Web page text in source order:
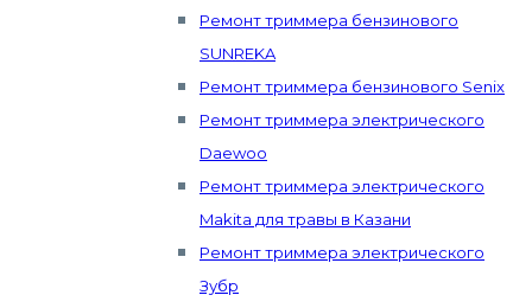
Ремонт триммера бензинового
SUNREKA
Ремонт триммера бензинового Senix
Ремонт триммера электрического
Daewoo
Ремонт триммера электрического
Makita для травы в Казани
Ремонт триммера электрического
Зубр